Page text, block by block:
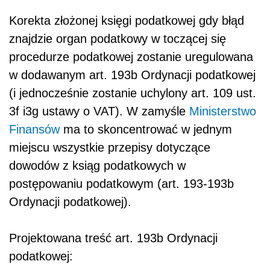
Korekta złożonej księgi podatkowej gdy błąd
znajdzie organ podatkowy w toczącej się
procedurze podatkowej zostanie uregulowana
w dodawanym art. 193b Ordynacji podatkowej
(i jednocześnie zostanie uchylony art. 109 ust.
3f i3g ustawy o VAT). W zamyśle Ministerstwo
Finansówma to skoncentrować w jednym
miejscu wszystkie przepisy dotyczące
dowodów z ksiąg podatkowych w
postępowaniu podatkowym (art. 193-193b
Ordynacji podatkowej).
Projektowana treść art. 193b Ordynacji
podatkowej: